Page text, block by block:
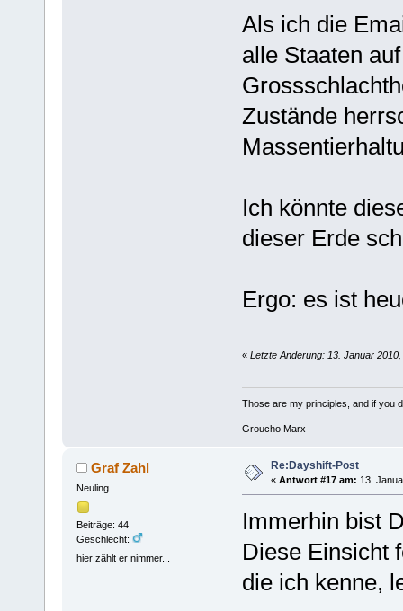
Als ich die
alle Staaten
Zustände
Ich könnte
dieser Erde
Ergo: es ist
« Letzte Änderung: 13. Januar
Those are my principles, and if you
Groucho Marx
Graf Zahl
Neuling
Beiträge: 44
Geschlecht:
hier zählt er nimmer...
Re:Dayshift-Post
« Antwort #17 am: 13.
Immerhin bist
Diese Einsicht
die ich kenne,